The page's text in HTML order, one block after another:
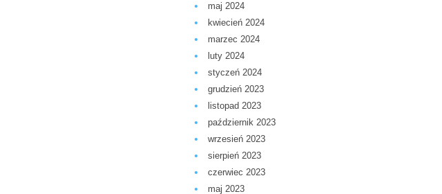
maj 2024
kwiecień 2024
marzec 2024
luty 2024
styczeń 2024
grudzień 2023
listopad 2023
październik 2023
wrzesień 2023
sierpień 2023
czerwiec 2023
maj 2023